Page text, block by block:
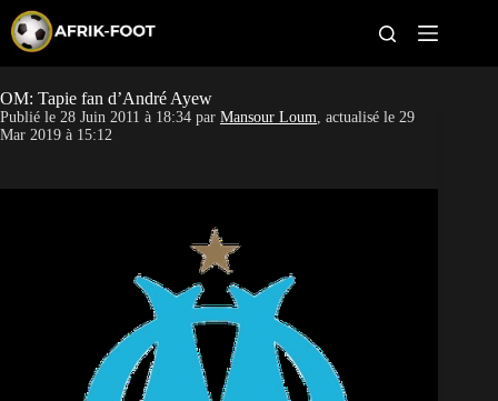
p
t
o
c
t
Clubs
Classement
Paris sportifs
OM: Tapie fan d’André Ayew
Publié le 28 Juin 2011 à 18:34 par Mansour Loum, actualisé le 29
Mar 2019 à 15:12